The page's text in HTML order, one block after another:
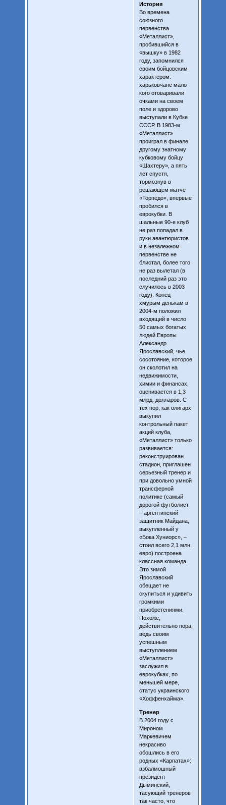
История
Во времена
союзного
первенства
«Металлист»,
пробившийся в
«вышку» в 1982
году, запомнился
своим бойцовским
характером:
харьковчане мало
кого отоваривали
очками на своем
поле и здорово
выступали в Кубке
СССР. В 1983-м
«Металлист»
проиграл в финале
другому знатному
кубковому бойцу
«Шахтеру», а пять
лет спустя,
тормознув в
решающем матче
«Торпедо», впервые
пробился в
еврокубки. В
шальные 90-е клуб
не раз попадал в
руки авантюристов
и в незалежном
первенстве не
блистал, более того
не раз вылетал (в
последний раз это
случилось в 2003
году). Конец
хмурым денькам в
2004-м положил
входящий в число
50 самых богатых
людей Европы
Александр
Ярославский, чье
сосотояние, которое
он сколотил на
недвижимости,
химии и финансах,
оценивается в 1,3
млрд. долларов. С
тех пор, как олигарх
выкупил
контрольный пакет
акций клуба,
«Металлист» только
развивается:
реконструирован
стадион, приглашен
серьезный тренер и
при довольно умной
трансферной
политике (самый
дорогой футболист
– аргентинский
защитник Майдана,
выкупленный у
«Бока Хуниорс», –
стоил всего 2,1 млн.
евро) построена
классная команда.
Это зимой
Ярославский
обещает не
скупиться и удивить
громкими
приобретениями.
Похоже,
действительно пора,
ведь своим
успешным
выступлением
«Металлист»
заслужил в
еврокубках, по
меньшей мере,
статус украинского
«Хоффенхайма».
Тренер
В 2004 году с
Мироном
Маркевичем
некрасиво
обошлись в его
родных «Карпатах»:
взбалмошный
президент
Дыминский,
тасующий тренеров
так часто, что